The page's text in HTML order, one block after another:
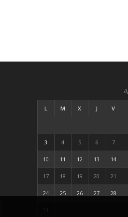
L M X J V
3 4 5 6 7
10 11 12 13 14
17 18 19 20 21
24 25 26 27 28